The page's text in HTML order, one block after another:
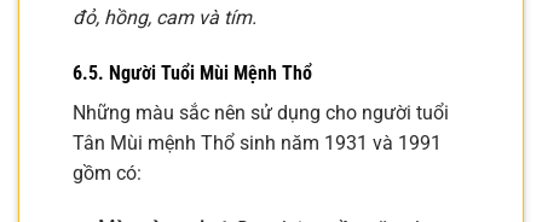
đỏ, hồng, cam và tím.
6.5. Người Tuổi Mùi Mệnh Thổ
Những màu sắc nên sử dụng cho người tuổi
Tân Mùi mệnh Thổ sinh năm 1931 và 1991
gồm có: